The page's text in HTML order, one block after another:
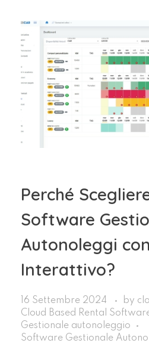
Perché
Software
Autonoleggi
Interattivo?
16 Settembre 2024 by
Cloud Based Rental
Gestionale autonoleggio
Software Gestionale